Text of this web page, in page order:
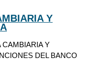
Y
CAMBIARIA Y
DEL BANCO